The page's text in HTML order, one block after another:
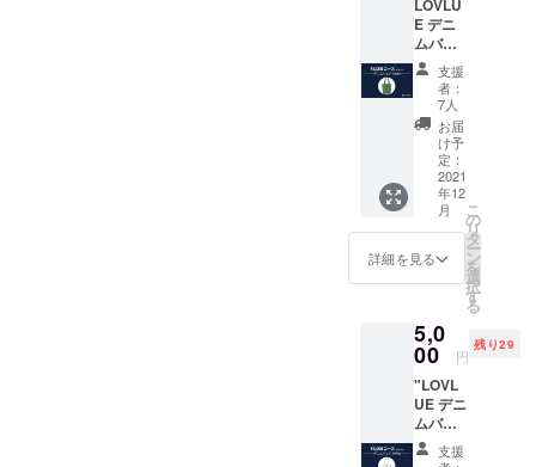
えなど
アウト
ドアに
も◯
【素
材】
100%
コット
ン 【サ
イズ】
口幅
38cm /
高さ
36cm
メッ
セージ
ポスト
カード
●LOVL
UEオ
LOVLU
E デニ
ムバッ
グ
[Vintag
Green]
✔︎ やわ
らかい
13ozデ
ニム素
材 ✔︎ ユ
ニセッ
クス ✔︎
A4サイ
パソコ
ン収納
可能 ✔︎
タオル
や着替
えなど
アウト
支援
者：
7人
お届
け予
定：
2021
年12
月
詳細を見る
こ
の
リ
タ
ー
ン
を
選
択
す
る
5,0
00 円
残り29
"LOVL
UE デニ
ムバッ
グ
[White]
支援